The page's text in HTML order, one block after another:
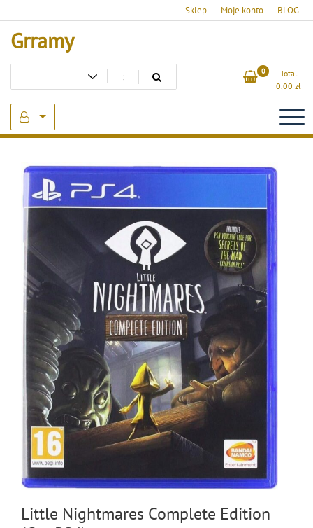
to
content
Sklep Moje konto BLOG
Grramy
0
Total
0,00 zł
Little Nightmares Complete Edition